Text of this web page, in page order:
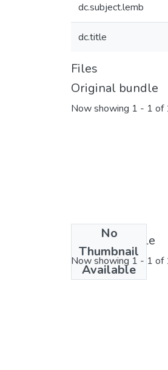
dc.subject.lemb
dc.title
Files
Original bundle
Now showing 1 - 1 of
No
Thumbnail
Available
License bundle
Now showing 1 - 1 of